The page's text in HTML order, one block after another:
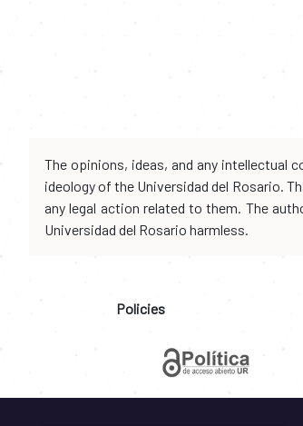
The opinions, ideas, and any intellectual
ideology of the Universidad del Rosario.
any legal action related to them. The
Universidad del Rosario harmless.
Policies